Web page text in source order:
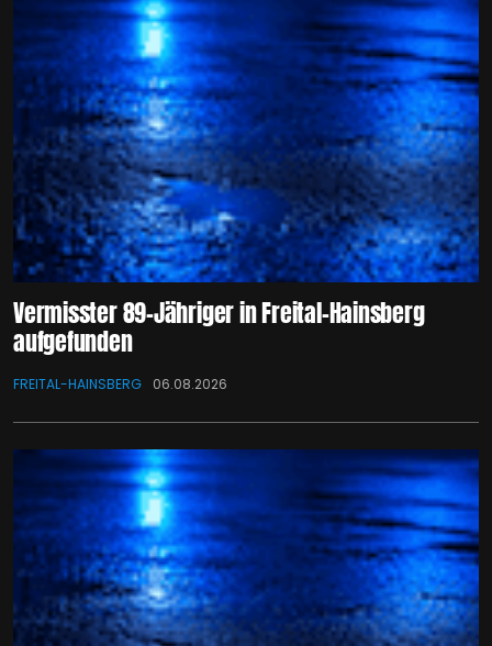
Vermisster 89-Jähriger in Freital-Hainsberg
aufgefunden
FREITAL-HAINSBERG 06.08.2026